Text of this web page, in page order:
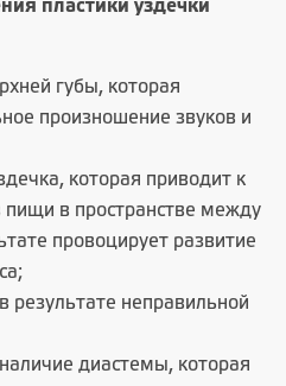
пластики уздечки
губы, которая
произношение звуков и
которая приводит к
пищи в пространстве между
провоцирует развитие
результате неправильной
диастемы, которая